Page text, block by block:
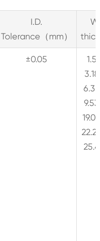
I.D.
Tolerance（mm）
±0.05